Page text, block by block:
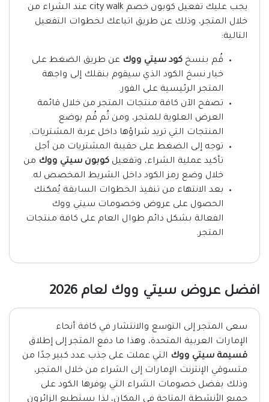
يجب عليك تفعيل كوبون خصم city walk عند الشراء من
خلال المتجر، وذلك عن طريق اتباعك لخطوات التفعيل
التالية:
قُم بنسخ كود سيتي ووك عن طريق الضغط على
خيار نسخ الكود الذي سيقوم بنقلك إلى واجهة
المتجر الرئيسية على الفور.
تصفح الآن كافة منتجات المتجر من خلال قائمة
العرض العلوية للمتجر، ومن ثُم قُم بوضع
المنتجات التي تريد شراؤها داخل عربة المشتريات.
توجه إلى الضغط على حقيبة المشتريات من أجل
تأكيد عملية الشراء، وتفعيل كوبون سيتي ووك من
خلال وضع رمز الكود داخل الشريط المخصص له.
بعد الانتهاء من تنفيذ الخطوات السابقة يُمكنك
الحصول على عروض وخصومات سيتي ووك
الفعالة بشكل دائم طوال العام على كافة منتجات
المتجر.
افضل عروض سيتي ووك لعام 2026
سعى المتجر إلى التوسع والانتشار في كافة أنحاء
الإمارات العربية المتحدة، وهذا ما دفع المتجر إلى إطلاق
قسيمة سيتي ووك التي عملت على جذب عدد كبير جدًا من
متسوقي الإنترنت الإمارات إلى الشراء من خلال المتجر،
وذلك بفضل خصومات الشراء التي يوفرها الكود على
جميع الأنشطة المتاحة في المكان، لذا يستطيع الزائرون